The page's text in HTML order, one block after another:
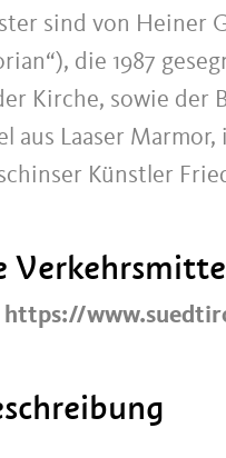
sind von Heiner
die 1987
Kirche, sowie der
aus Laaser
Künstler
https://